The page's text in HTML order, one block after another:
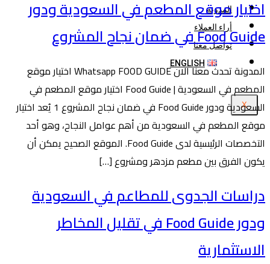
المدونة
أراء العملاء
تواصل معنا
ENGLISH
X
اختيار موقع المطعم في السعودية ودور
Food Guide في ضمان نجاح المشروع
المدونة تحدث معنا الان Whatsapp FOOD GUIDE اختيار موقع
المطعم في السعودية | Food Guide اختيار موقع المطعم في
السعودية ودور Food Guide في ضمان نجاح المشروع 1 يُعد اختيار
موقع المطعم في السعودية من أهم عوامل النجاح، وهو أحد
التخصصات الرئيسية لدى Food Guide. الموقع الصحيح يمكن أن
يكون الفرق بين مطعم مزدهر ومشروع […]
دراسات الجدوى للمطاعم في السعودية
ودور Food Guide في تقليل المخاطر
الاستثمارية